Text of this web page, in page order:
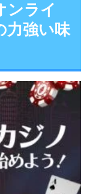
ンライ
力強い味